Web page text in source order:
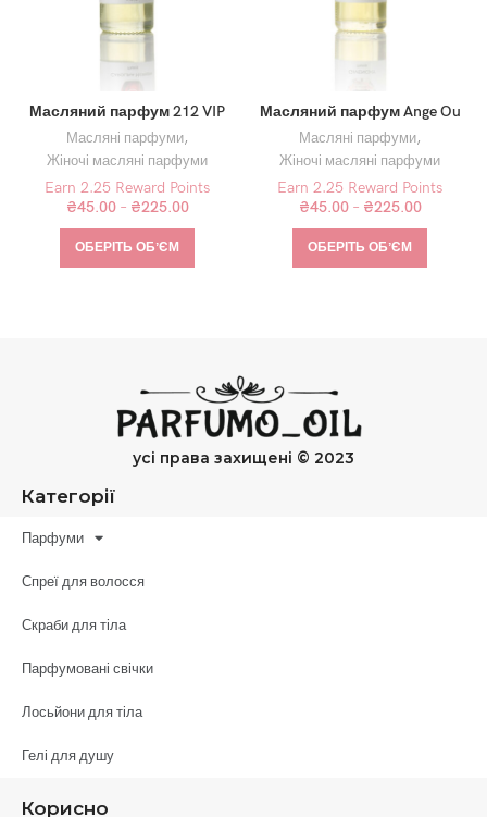
Масляний парфум 212 VIP
Rose Red
Масляні парфуми,
Жіночі масляні парфуми
Earn 2.25 Reward Points
₴45.00– ₴225.00
ОБЕРІТЬ ОБʼЄМ
Масляний парфум Ange Ou
Demon Le Secret
Масляні парфуми,
Жіночі масляні парфуми
Earn 2.25 Reward Points
₴45.00– ₴225.00
ОБЕРІТЬ ОБʼЄМ
усі права захищені © 2023
Категорії
Парфуми
Спреї для волосся
Скраби для тіла
Парфумовані свічки
Лосьйони для тіла
Гелі для душу
Корисно